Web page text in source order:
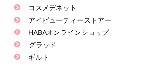
コスメデネット
アイビューティーストアー
HABAオンラインショップ
グラッド
ギルト